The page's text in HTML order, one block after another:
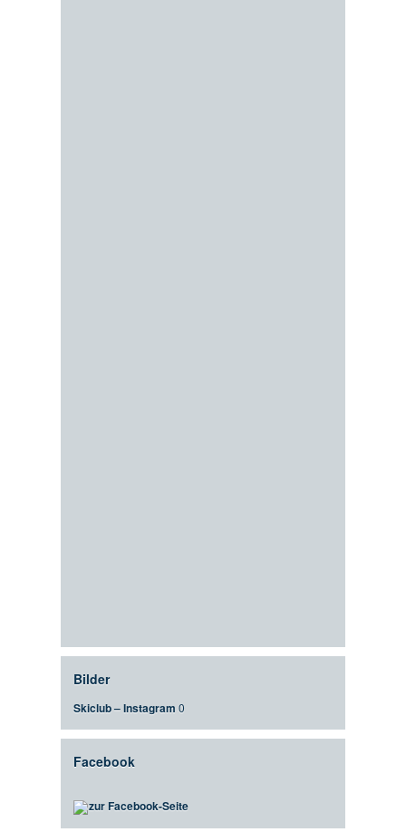
Bilder
Skiclub – Instagram 0
Facebook
zur Facebook-Seite